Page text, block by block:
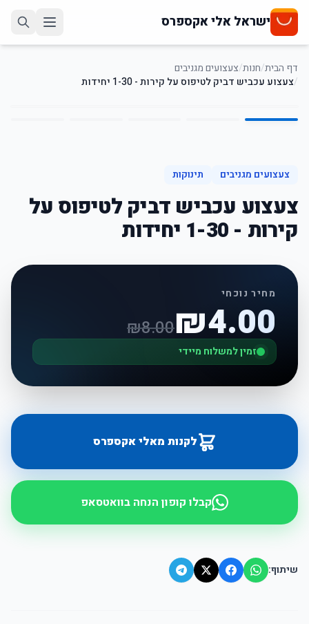
ישראל אלי אקספרס
דף הבית/חנות/צעצועים מגניבים
/צעצוע עכביש דביק לטיפוס על קירות - 1-30 יחידות
1
/
5
צעצועים מגניבים תינוקות
צעצוע עכביש דביק לטיפוס על
קירות - 1-30 יחידות
מחיר נוכחי
₪4.00
₪8.00
זמין למשלוח מיידי
לקנות מאלי אקספרס
קבלו קופון הנחה בוואטסאפ
שיתוף: